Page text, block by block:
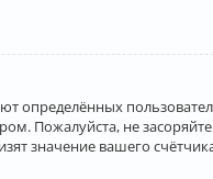
Пожалуйста, не
значение вашего